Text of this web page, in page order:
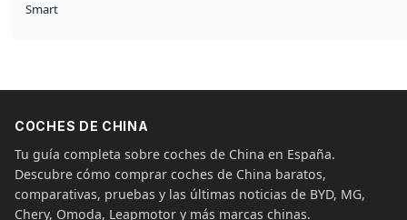
Smart
COCHES DE CHINA
Tu guía completa sobre coches de China en España.
Descubre cómo comprar coches de China baratos,
comparativas, pruebas y las últimas noticias de BYD, MG,
Chery, Omoda, Leapmotor y más marcas chinas.